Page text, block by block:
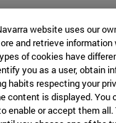
website uses our
and retrieve information
of cookies have
you as a user, obtain
habits respecting your
content is displayed. You
enable or accept them all.